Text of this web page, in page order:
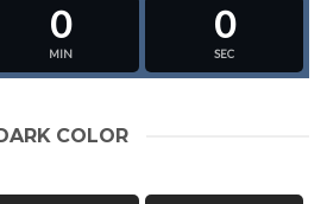
0
MIN
0
SEC
COLOR